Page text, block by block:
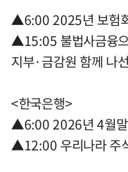
▲6:00 2025년 보험
▲15:05 불법사금융
지부·금감원 함께 나
<한국은행>
▲6:00 2026년 4월말
▲12:00 우리나라 주